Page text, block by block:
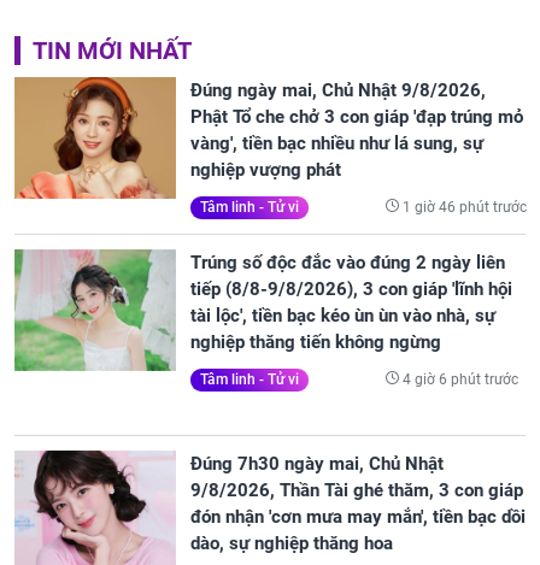
TIN MỚI NHẤT
Đúng ngày mai, Chủ Nhật 9/8/2026,
Phật Tổ che chở 3 con giáp 'đạp trúng mỏ
vàng', tiền bạc nhiều như lá sung, sự
nghiệp vượng phát
Tâm linh - Tử vi 1 giờ 46 phút trước
Trúng số độc đắc vào đúng 2 ngày liên
tiếp (8/8-9/8/2026), 3 con giáp 'lĩnh hội
tài lộc', tiền bạc kéo ùn ùn vào nhà, sự
nghiệp thăng tiến không ngừng
Tâm linh - Tử vi 4 giờ 6 phút trước
Đúng 7h30 ngày mai, Chủ Nhật
9/8/2026, Thần Tài ghé thăm, 3 con giáp
đón nhận 'cơn mưa may mắn', tiền bạc dồi
dào, sự nghiệp thăng hoa